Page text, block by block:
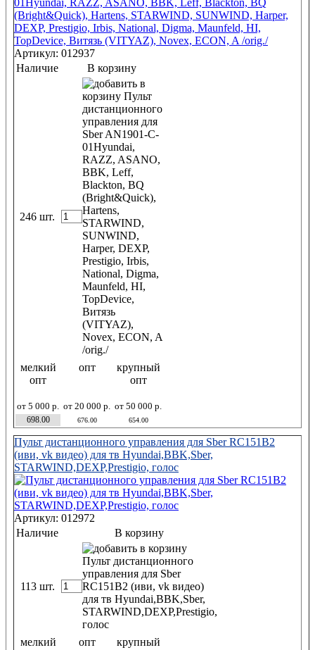
Артикул: 012937
Наличие
В корзину
246 шт.
мелкий
опт
от 5 000 р.
опт
от 20 000 р.
крупный
опт
от 50 000 р.
698.00
676.00 654.00
Пульт дистанционного управления для Sber RC151B2
(иви, vk видео) для тв Hyundai,BBK,Sber,
STARWIND,DEXP,Prestigio, голос
Артикул: 012972
Наличие
В корзину
113 шт.
мелкий
опт
крупный